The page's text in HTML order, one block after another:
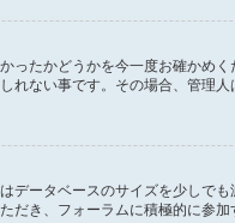
たかどうかを今一度お確かめ
ない事です。その場合、管理人
ータベースのサイズを少しで
き、フォーラムに積極的に参加